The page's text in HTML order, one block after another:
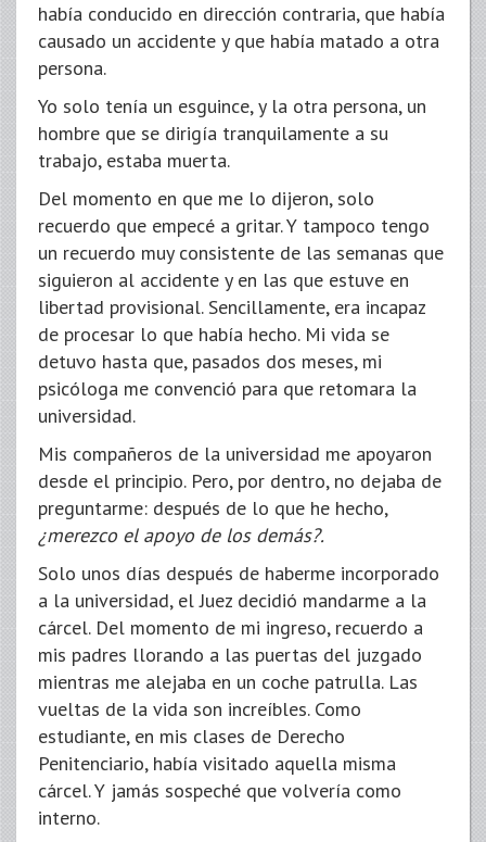
había conducido en dirección contraria, que había
causado un accidente y que había matado a otra
persona.
Yo solo tenía un esguince, y la otra persona, un
hombre que se dirigía tranquilamente a su
trabajo, estaba muerta.
Del momento en que me lo dijeron, solo
recuerdo que empecé a gritar. Y tampoco tengo
un recuerdo muy consistente de las semanas que
siguieron al accidente y en las que estuve en
libertad provisional. Sencillamente, era incapaz
de procesar lo que había hecho. Mi vida se
detuvo hasta que, pasados dos meses, mi
psicóloga me convenció para que retomara la
universidad.
Mis compañeros de la universidad me apoyaron
desde el principio. Pero, por dentro, no dejaba de
preguntarme: después de lo que he hecho,
¿merezco el apoyo de los demás?.
Solo unos días después de haberme incorporado
a la universidad, el Juez decidió mandarme a la
cárcel. Del momento de mi ingreso, recuerdo a
mis padres llorando a las puertas del juzgado
mientras me alejaba en un coche patrulla. Las
vueltas de la vida son increíbles. Como
estudiante, en mis clases de Derecho
Penitenciario, había visitado aquella misma
cárcel. Y jamás sospeché que volvería como
interno.